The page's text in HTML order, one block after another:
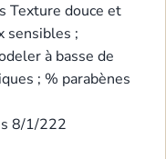
Texture douce et
sensibles ;
à basse de
; % parabènes
8/1/222